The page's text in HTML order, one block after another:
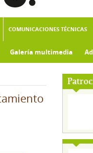
COMUNICACIONES TÉCNICAS
Galería multimedia